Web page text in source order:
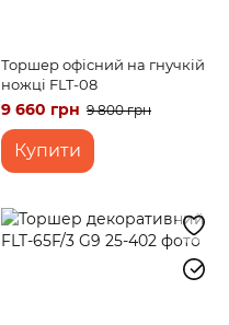
Торшер офісний на гнучкій
ножці FLT-08
9 660 грн 9 800 грн
Купити